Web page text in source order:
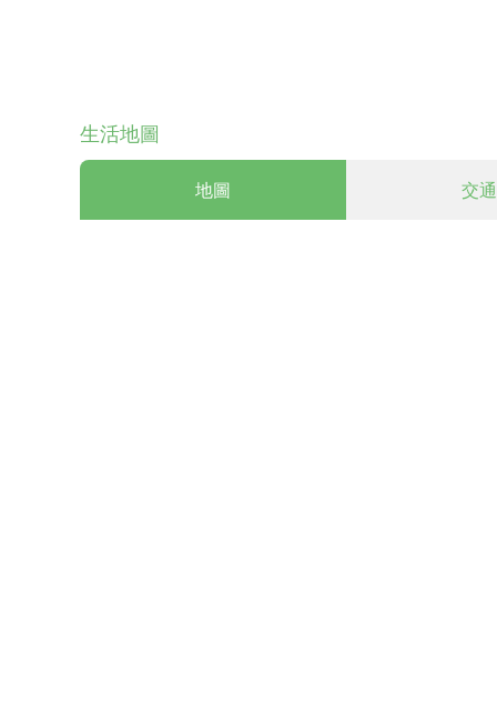
生活地圖
地圖 交通